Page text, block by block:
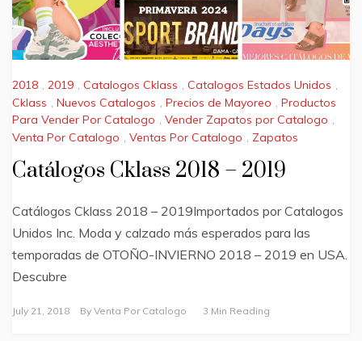
2018 , 2019 , Catalogos Cklass , Catalogos Estados Unidos ,
Cklass , Nuevos Catalogos , Precios de Mayoreo , Productos
Para Vender Por Catalogo , Vender Zapatos por Catalogo ,
Venta Por Catalogo , Ventas Por Catalogo , Zapatos
Catálogos Cklass 2018 – 2019
Catálogos Cklass 2018 – 2019Importados por Catalogos
Unidos Inc. Moda y calzado más esperados para las
temporadas de OTOÑO-INVIERNO 2018 – 2019 en USA.
Descubre
July 21, 2018 By Venta Por Catalogo 3 Min Reading